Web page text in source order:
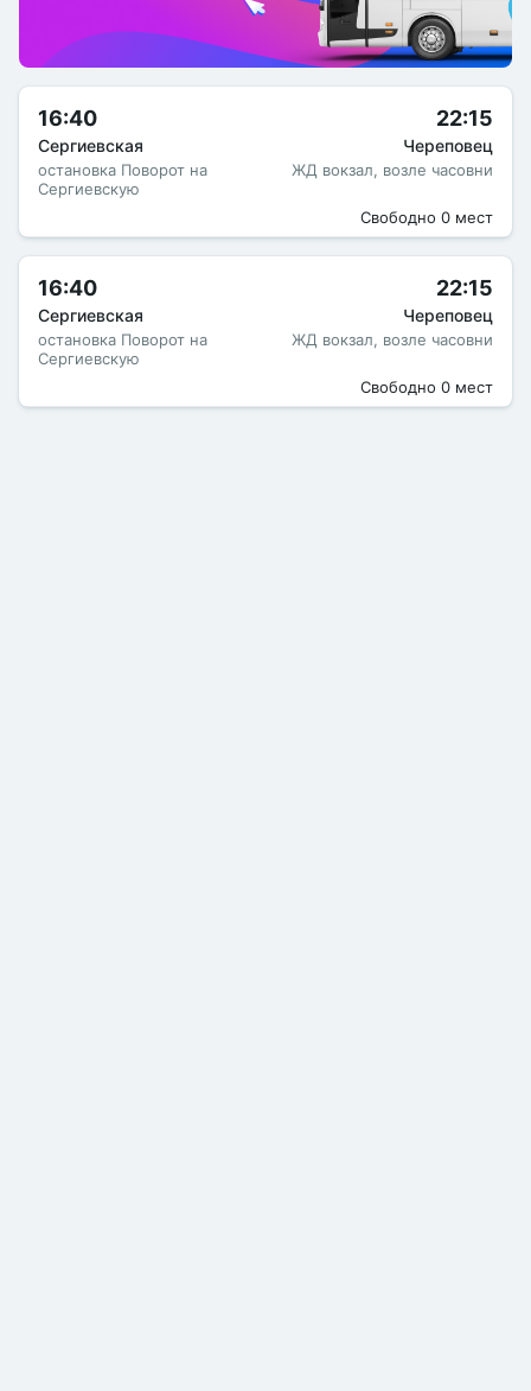
16:40
Сергиевская
остановка Поворот на
Сергиевскую
22:15
Череповец
ЖД вокзал, возле часовни
Свободно 0 мест
16:40
Сергиевская
остановка Поворот на
Сергиевскую
22:15
Череповец
ЖД вокзал, возле часовни
Свободно 0 мест